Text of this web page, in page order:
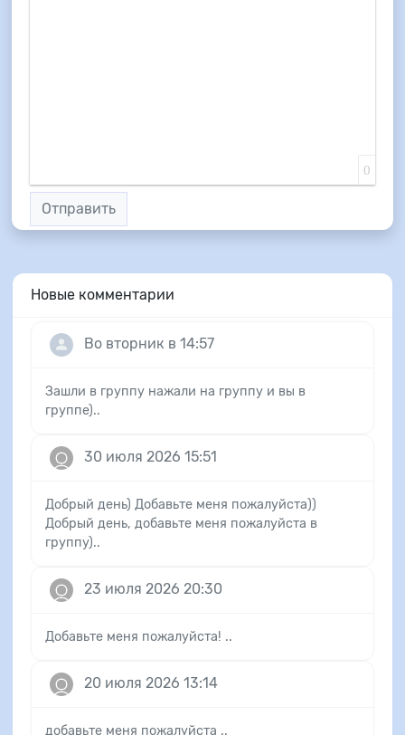
0
Отправить
Новые комментарии
Во вторник в 14:57
Зашли в группу нажали на группу и вы в
группе)..
30 июля 2026 15:51
Добрый день) Добавьте меня пожалуйста))
Добрый день, добавьте меня пожалуйста в
группу)..
23 июля 2026 20:30
Добавьте меня пожалуйста! ..
20 июля 2026 13:14
добавьте меня пожалуйста ..